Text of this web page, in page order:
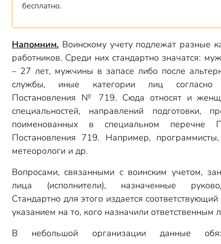
бесплатно.
Напомним. Воинскому учету подлежат разные
работников. Среди них стандартно значатся:
– 27 лет, мужчины в запасе либо после
службы, иные категории лиц
Постановления № 719. Сюда относят и
специальностей, направлений подготовки,
поименованных в специальном перечне
Постановления 719. Например,
метеорологи и др.
Вопросами, связанными с воинским учетом,
лица (исполнители), назначенные
Стандартно для этого издается
указанием на то, кого назначили ответственным
В небольшой организации данные